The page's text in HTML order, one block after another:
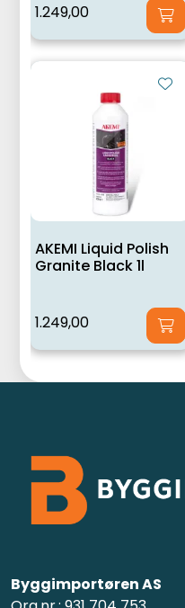
1.249,00
AKEMI Liquid Polish
Granite Black 1l
1.249,00
Byggimportøren AS